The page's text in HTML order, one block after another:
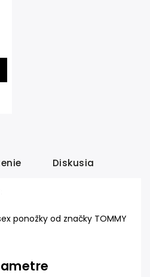
Diskusia
ponožky od značky TOMMY